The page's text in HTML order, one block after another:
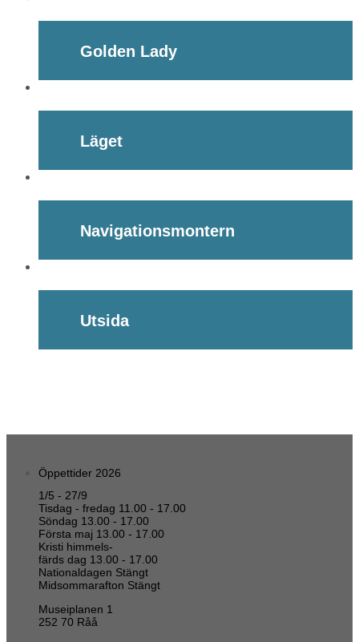
Golden Lady
Läget
Navigationsmontern
Utsida
Öppettider 2026
1/5 - 27/9
Tisdag - fredag 11.00 - 17.00
Söndag 13.00 - 17.00
Första maj 13.00 - 17.00
Kristi himmels-
färds dag 13.00 - 17.00
Nationaldagen Stängt
Midsommarafton Stängt
Museiplanen 1
252 70 Råå